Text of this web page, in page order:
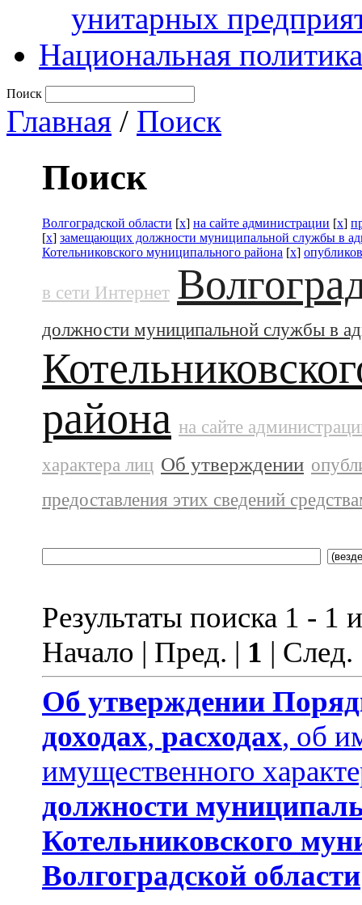
унитарных
Национальная политика
Поиск
Главная / Поиск
Поиск
Волгоградской области [x] на сайте администрации [x]
[x] замещающих должности муниципальной службы в
Котельниковского муниципального района [x]
в сети Интернет
должности муниципальной службы в
района на сайте
характера лиц Об утверждении
предоставления этих сведений
Результаты поиска 1 - 1
Начало | Пред. | 1 |
Об утверждении
доходах, расходах, об
имущественного
должности
Котельниковского
Волгоградской области